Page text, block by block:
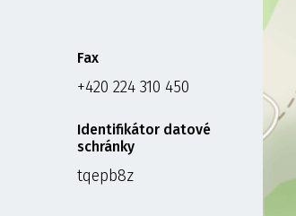
Fax
+420 224 310 450
Identifikátor datové
schránky
tqepb8z